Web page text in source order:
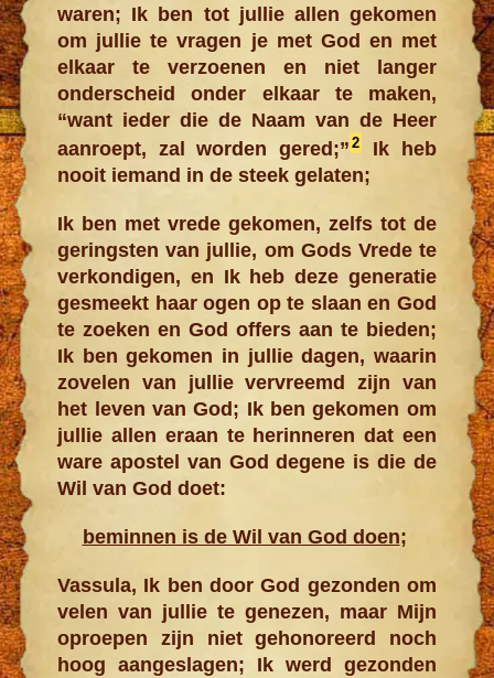
waren; Ik ben tot jullie allen gekomen
om jullie te vragen je met God en met
elkaar te verzoenen en niet langer
onderscheid onder elkaar te maken,
“want ieder die de Naam van de Heer
aanroept, zal worden gered;” 2Ik heb
nooit iemand in de steek gelaten;
Ik ben met vrede gekomen, zelfs tot de
geringsten van jullie, om Gods Vrede te
verkondigen, en Ik heb deze generatie
gesmeekt haar ogen op te slaan en God
te zoeken en God offers aan te bieden;
Ik ben gekomen in jullie dagen, waarin
zovelen van jullie vervreemd zijn van
het leven van God; Ik ben gekomen om
jullie allen eraan te herinneren dat een
ware apostel van God degene is die de
Wil van God doet:
beminnen is de Wil van God doen;
Vassula, Ik ben door God gezonden om
velen van jullie te genezen, maar Mijn
oproepen zijn niet gehonoreerd noch
hoog aangeslagen; Ik werd gezonden